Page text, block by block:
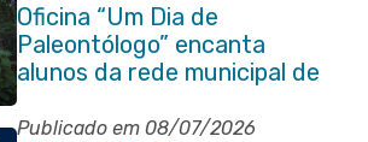
Oficina “Um Dia de
Paleontólogo” encanta
alunos da rede municipal de
Itaboraí
Publicado em 08/07/2026